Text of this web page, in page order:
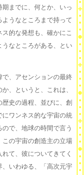
までに、何とか、いっ
うなところまで持って
的な発想も、確かにこ
なところがある、とい
、アセンションの最終
、というと、これは、
史の過程、並びに、創
ワンネス的な宇宙の統
で、地球の時間で言う
この宇宙の創造主の立場
て、彼についてきてく
いわゆる、「高次元宇